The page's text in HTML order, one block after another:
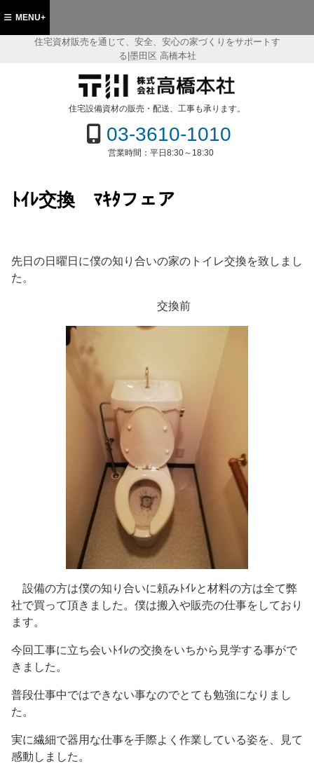
住宅資材販売を通じて、安全、安心の家づくりをサポートす
る|墨田区 高橋本社
墨田区 住宅資材販売の(株)高橋本社
住宅設備資材の販売・配送、工事も承ります。
03-3610-1010
営業時間： 平日8:30～18:30
MENU+
ﾄｲﾚ交換 ﾏｷﾀフェア
先日の日曜日に僕の知り合いの家のトイレ交換を致しまし
た。
交換前
設備の方は僕の知り合いに頼みﾄｲﾚと材料の方は全て弊
社で買って頂きました。僕は搬入や販売の仕事をしており
ます。
今回工事に立ち会いﾄｲﾚの交換をいちから見学する事がで
きました。
普段仕事中ではできない事なのでとても勉強になりまし
た。
実に繊細で器用な仕事を手際よく作業している姿を、見て
感動しました。